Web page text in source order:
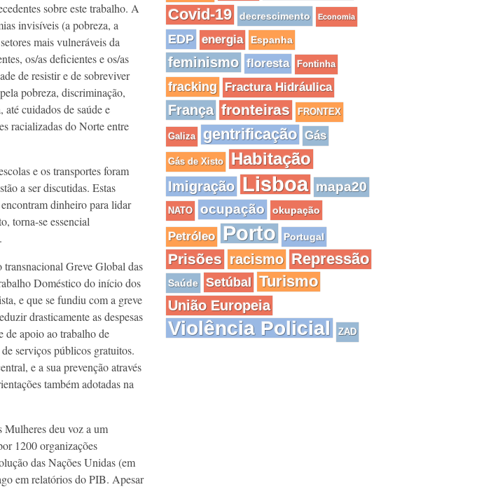
sobre este trabalho. A
invisíveis (a pobreza, a
mais vulneráveis da
os/as deficientes e os/as
de resistir e de sobreviver
pobreza, discriminação,
cuidados de saúde e
racializadas do Norte entre
e os transportes foram
a ser discutidas. Estas
dinheiro para lidar
torna-se essencial
Greve Global das
Doméstico do início dos
e que se fundiu com a greve
drasticamente as despesas
de apoio ao trabalho de
serviços públicos gratuitos.
e a sua prevenção através
também adotadas na
deu voz a um
1200 organizações
das Nações Unidas (em
em relatórios do PIB. Apesar
Covid-19
decrescimento Economia
EDP energia Espanha
feminismo floresta Fontinha
fracking Fractura Hidráulica
França fronteiras FRONTEX
Galiza gentrificação Gás
Gás de Xisto Habitação
Imigração Lisboa mapa20
NATO ocupação okupação
Petróleo Porto Portugal
Prisões racismo Repressão
Saúde Setúbal Turismo
União Europeia
Violência Policial ZAD